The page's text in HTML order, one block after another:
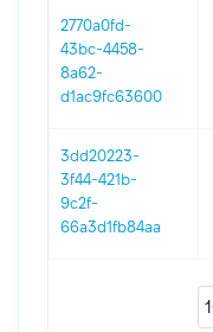
2770a0fd-
43bc-4458-
8a62-
d1ac9fc63600
3dd20223-
3f44-421b-
9c2f-
66a3d1fb84aa